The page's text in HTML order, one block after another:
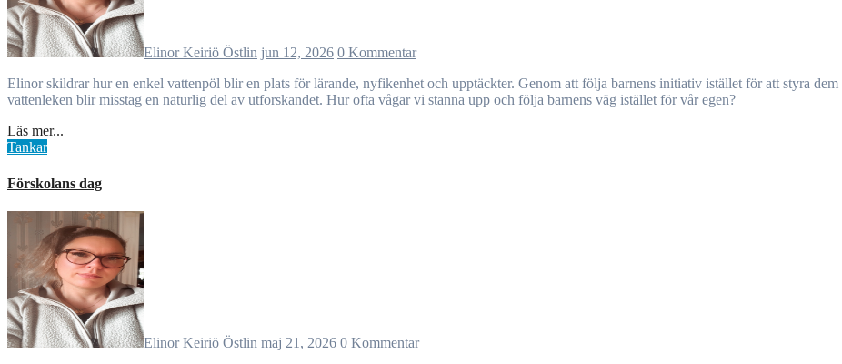
Elinor Keiriö Östlin jun 12, 2026 0 Kommentar
Elinor skildrar hur en enkel vattenpöl blir en plats för lärande, nyfikenhet och upptäckter. Genom att följa barnens initiativ istället för att styra dem får pedagogen syn på deras tankar, hypoteser och lärprocesser. I
vattenleken blir misstag en naturlig del av utforskandet. Hur ofta vågar vi stanna upp och följa barnens väg istället för vår egen?
Läs mer...
Tankar
Förskolans dag
Elinor Keiriö Östlin maj 21, 2026 0 Kommentar